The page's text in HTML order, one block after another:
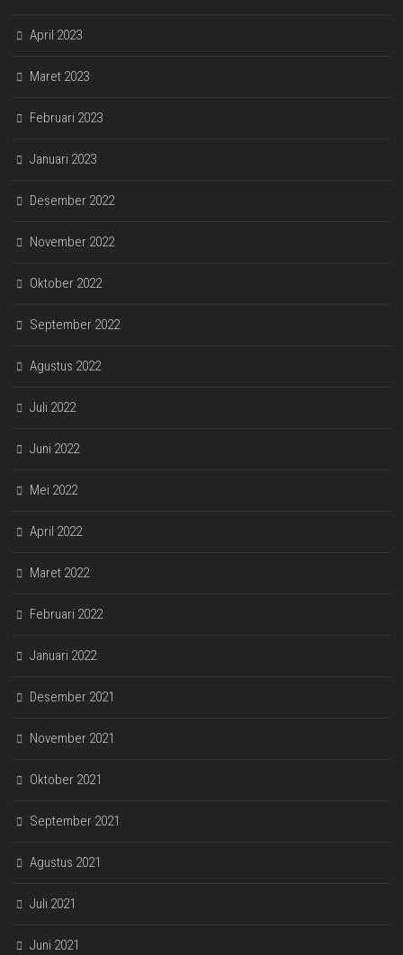
April 2023
Maret 2023
Februari 2023
Januari 2023
Desember 2022
November 2022
Oktober 2022
September 2022
Agustus 2022
Juli 2022
Juni 2022
Mei 2022
April 2022
Maret 2022
Februari 2022
Januari 2022
Desember 2021
November 2021
Oktober 2021
September 2021
Agustus 2021
Juli 2021
Juni 2021